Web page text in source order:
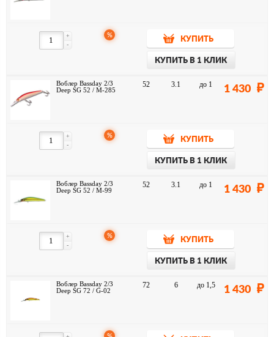
-
+ %
КУПИТЬ
КУПИТЬ В 1 КЛИК
Воблер Bassday 2/3
Deep SG 52 / M-285
52 3.1 до 1 1 430
-
+ %
КУПИТЬ
КУПИТЬ В 1 КЛИК
Воблер Bassday 2/3
Deep SG 52 / M-99
52 3.1 до 1 1 430
-
+ %
КУПИТЬ
КУПИТЬ В 1 КЛИК
Воблер Bassday 2/3
Deep SG 72 / G-02
72 6 до 1,5 1 430